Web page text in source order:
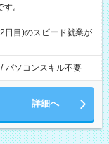
す。
日目)のスピード就業が
/ パソコンスキル不要
詳細へ